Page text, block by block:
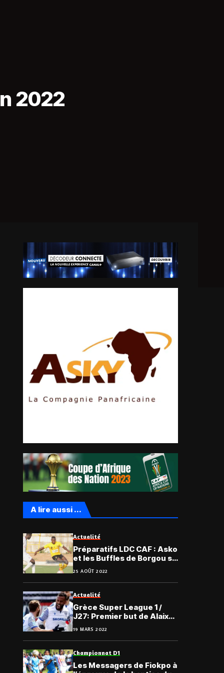
2022
A lire aussi ...
Actualité
Préparatifs LDC CAF : Asko
et les Buffles de Borgou se
neutralisent
25 AOÛT 2022
Actualité
Grèce Super League 1 /
J27: Premier but de Alaixys
Romao avec Ionikos FC
19 MARS 2022
Championnat D1
Les Messagers de Fiokpo à